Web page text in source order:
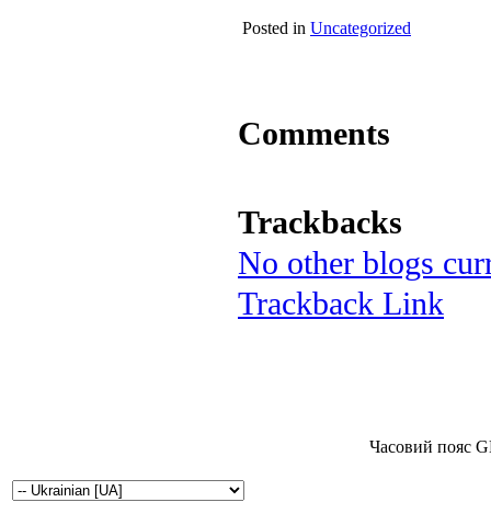
Posted in Uncategorized
Comments
Trackbacks
No other blogs
Trackback Link
Часовий пояс